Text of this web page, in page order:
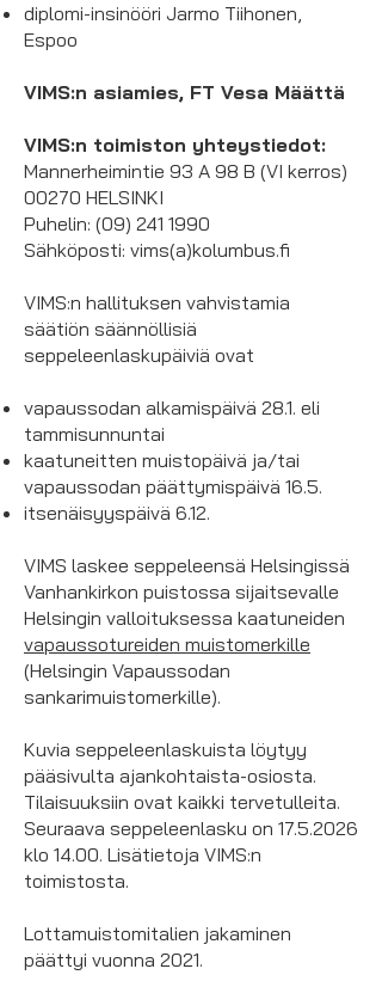
diplomi-insinööri Jarmo Tiihonen,
Espoo
VIMS:n asiamies, FT Vesa Määttä
VIMS:n toimiston yhteystiedot:
Mannerheimintie 93 A 98 B (VI kerros)
00270 HELSINKI
Puhelin: (09) 241 1990
Sähköposti: vims(a)kolumbus.fi
VIMS:n hallituksen vahvistamia
säätiön säännöllisiä
seppeleenlaskupäiviä ovat
vapaussodan alkamispäivä 28.1. eli
tammisunnuntai
kaatuneitten muistopäivä ja/tai
vapaussodan päättymispäivä 16.5.
itsenäisyyspäivä 6.12.
VIMS laskee seppeleensä Helsingissä
Vanhankirkon puistossa sijaitsevalle
Helsingin valloituksessa kaatuneiden
vapaussotureiden muistomerkille
(Helsingin Vapaussodan
sankarimuistomerkille).
Kuvia seppeleenlaskuista löytyy
pääsivulta ajankohtaista-osiosta.
Tilaisuuksiin ovat kaikki tervetulleita.
Seuraava seppeleenlasku on 17.5.2026
klo 14.00. Lisätietoja VIMS:n
toimistosta.
Lottamuistomitalien jakaminen
päättyi vuonna 2021.